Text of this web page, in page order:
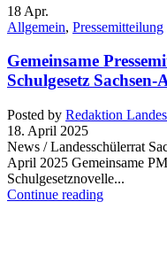
18 Apr.
Allgemein, Pressemitteilung
Gemeinsame
Schulgesetz
Posted by Redaktion
18. April 2025
News / Landesschülerrat
April 2025 Gemeinsame
Schulgesetznovelle...
Continue reading